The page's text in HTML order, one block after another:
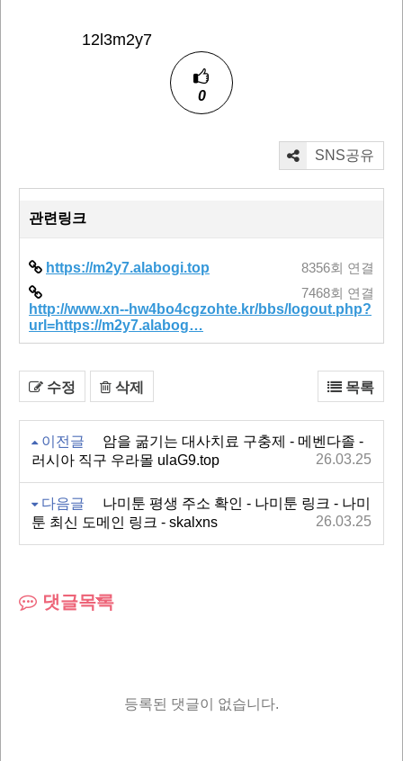
12l3m2y7
0
SNS공유
관련링크
https://m2y7.alabogi.top 8356회 연결
http://www.xn--hw4bo4cgzohte.kr/bbs/logout.php?
url=https://m2y7.alabog…
7468회 연결
수정 삭제 목록
이전글
암을 굶기는 대사치료 구충제 - 메벤다졸 -
러시아 직구 우라몰 ulaG9.top
26.03.25
다음글
나미툰 평생 주소 확인 - 나미툰 링크 - 나미
툰 최신 도메인 링크 - skalxns
26.03.25
댓글목록
등록된 댓글이 없습니다.